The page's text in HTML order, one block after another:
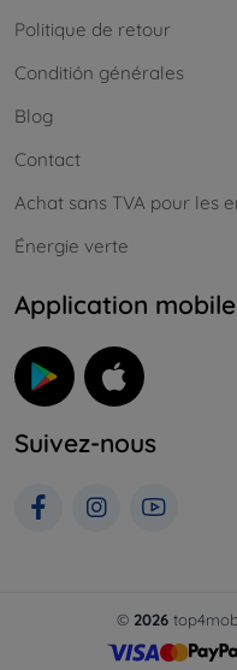
Politique de retour
Conditión générales
Blog
Contact
Achat sans TVA pour les
Énergie verte
Application mobile
Suivez-nous
© 2026